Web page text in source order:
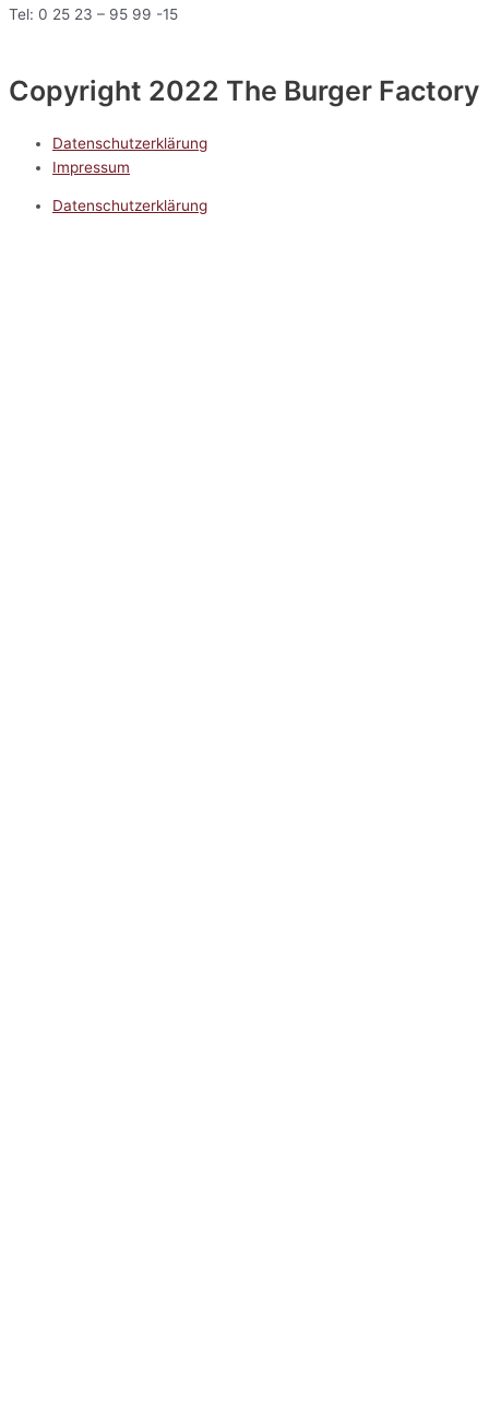
Tel: 0 25 23 – 95 99 -15
Copyright 2022 The Burger Factory
Datenschutzerklärung
Impressum
Datenschutzerklärung